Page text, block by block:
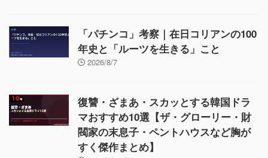
「パチンコ」考察｜在日コリアンの100
年史と「ルーツを生きる」こと
2026/8/7
復讐・ざまあ・スカッとする韓国ドラ
マおすすめ10選【ザ・グローリー・財
閥家の末息子・ペントハウスなど胸が
すく傑作まとめ】